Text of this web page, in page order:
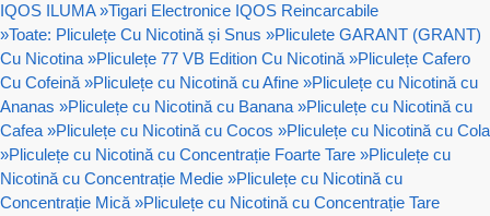
IQOS ILUMA »Tigari Electronice IQOS Reincarcabile
»Toate: Pliculețe Cu Nicotină și Snus »Pliculete GARANT (GRANT)
Cu Nicotina »Pliculețe 77 VB Edition Cu Nicotină »Pliculețe Cafero
Cu Cofeină »Pliculețe cu Nicotină cu Afine »Pliculețe cu Nicotină cu
Ananas »Pliculețe cu Nicotină cu Banana »Pliculețe cu Nicotină cu
Cafea »Pliculețe cu Nicotină cu Cocos »Pliculețe cu Nicotină cu Cola
»Pliculețe cu Nicotină cu Concentrație Foarte Tare »Pliculețe cu
Nicotină cu Concentrație Medie »Pliculețe cu Nicotină cu
Concentrație Mică »Pliculețe cu Nicotină cu Concentrație Tare